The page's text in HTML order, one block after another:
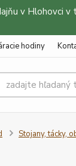
v Hlohovci v
hodiny
Stojany, tácky,